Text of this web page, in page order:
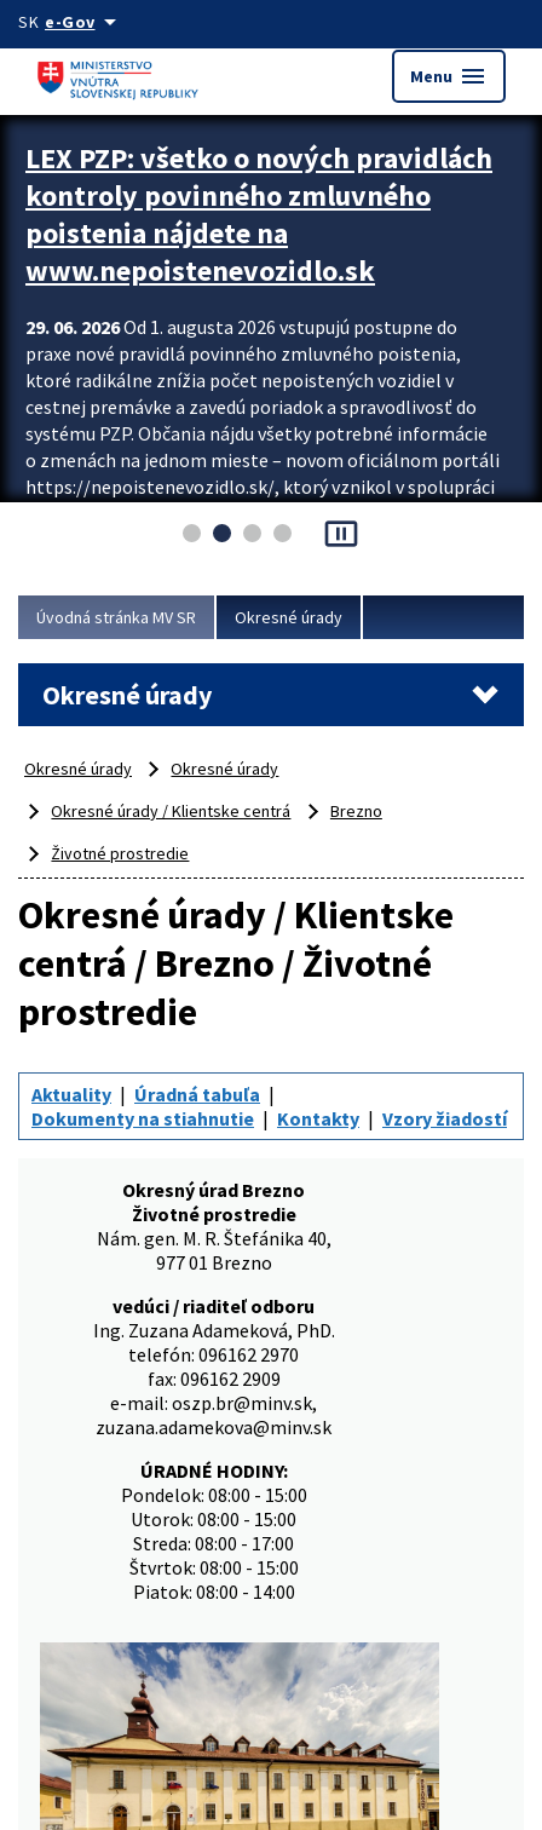
Preskocit na hlavný obsah
SK e-Govarrow_drop_down
Menu menu
Zastavit automatický posun upútavok
LEX PZP: všetko o nových pravidlách
kontroly povinného zmluvného
poistenia nájdete na
www.nepoistenevozidlo.sk
29. 06. 2026Od 1. augusta 2026 vstupujú postupne do
praxe nové pravidlá povinného zmluvného poistenia,
ktoré radikálne znížia počet nepoistených vozidiel v
cestnej premávke a zavedú poriadok a spravodlivosť do
systému PZP. Občania nájdu všetky potrebné informácie
o zmenách na jednom mieste – novom oficiálnom portáli
https://nepoistenevozidlo.sk/, ktorý vznikol v spolupráci
asociácie poisťovní (SLASPO) a Ministerstva vnútra SR.
Viac
pause_presentation
Úvodná stránka MV SR Okresné úrady
Okresné úrady
Okresné úrady
Okresné úrady
Okresné úrady / Klientske centrá
Brezno
Životné prostredie
Okresné úrady / Klientske
centrá / Brezno / Životné
prostredie
Aktuality
Úradná tabuľa
Dokumenty na stiahnutie
Kontakty Vzory žiadostí
Okresný úrad Brezno
Životné prostredie
Nám. gen. M. R. Štefánika 40,
977 01 Brezno
vedúci / riaditeľ odboru
Ing. Zuzana Adameková, PhD.
telefón: 096162 2970
fax: 096162 2909
e-mail: oszp.br@minv.sk,
zuzana.adamekova@minv.sk
ÚRADNÉ HODINY:
Pondelok: 08:00 - 15:00
Utorok: 08:00 - 15:00
Streda: 08:00 - 17:00
Štvrtok: 08:00 - 15:00
Piatok: 08:00 - 14:00